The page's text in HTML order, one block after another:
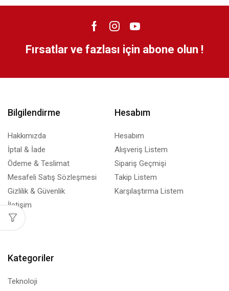
Fırsatlar ve fazlası için abone olun !
Bilgilendirme
Hakkımızda
İptal & İade
Ödeme & Teslimat
Mesafeli Satış Sözleşmesi
Gizlilik & Güvenlik
İletişim
Blog
Hesabım
Hesabım
Alışveriş Listem
Sipariş Geçmişi
Takip Listem
Karşılaştırma Listem
Kategoriler
Teknoloji